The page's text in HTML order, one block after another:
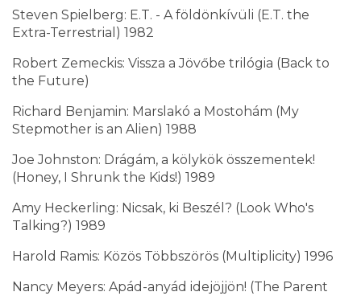
Steven Spielberg: E.T. - A földönkívüli (E.T. the
Extra-Terrestrial) 1982
Robert Zemeckis: Vissza a Jövőbe trilógia (Back to
the Future)
Richard Benjamin: Marslakó a Mostohám (My
Stepmother is an Alien) 1988
Joe Johnston: Drágám, a kölykök összementek!
(Honey, I Shrunk the Kids!) 1989
Amy Heckerling: Nicsak, ki Beszél? (Look Who's
Talking?) 1989
Harold Ramis: Közös Többszörös (Multiplicity) 1996
Nancy Meyers: Apád-anyád idejöjjön! (The Parent